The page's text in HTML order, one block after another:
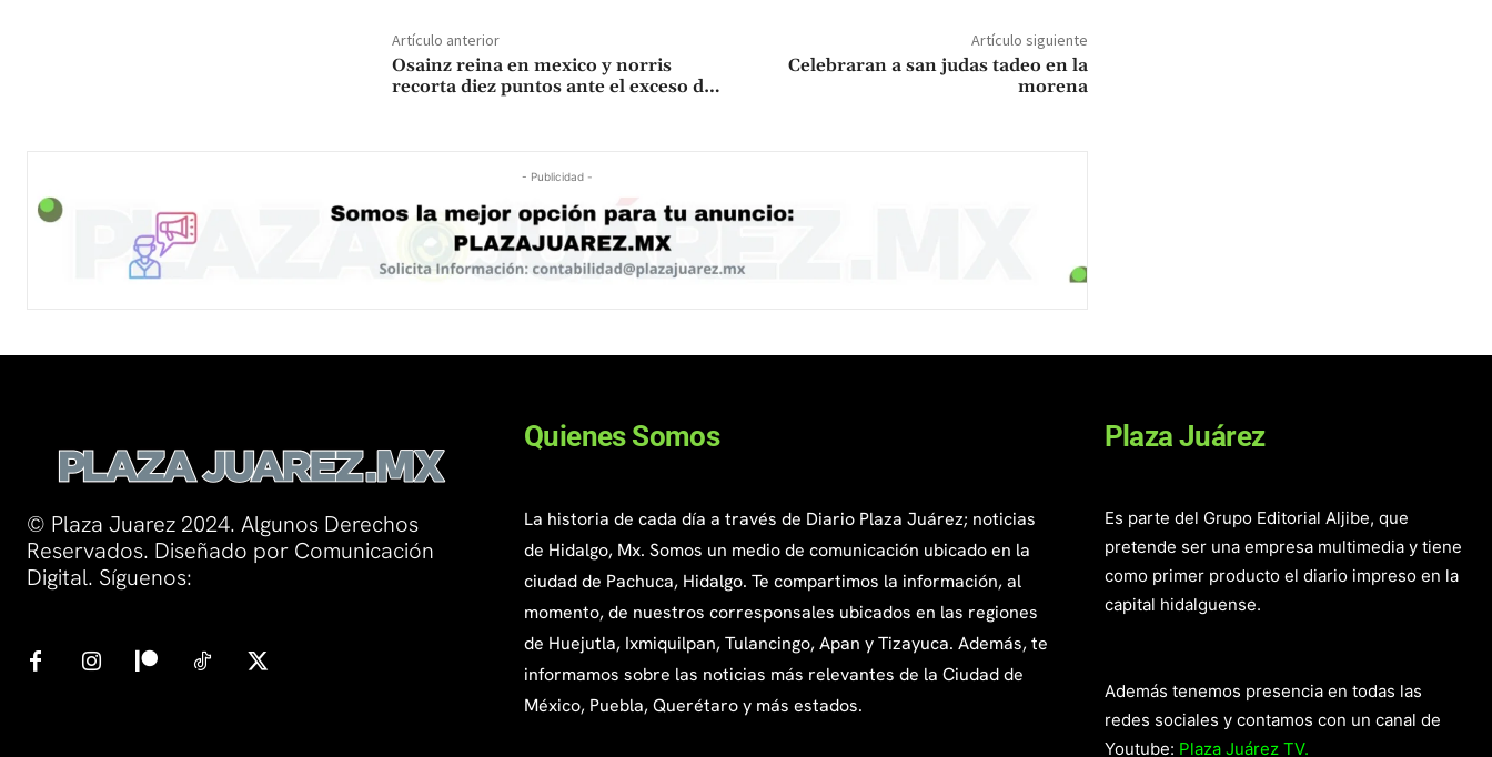
Artículo anterior
Osainz reina en mexico y norris
recorta diez puntos ante el exceso d…
Artículo siguiente
Celebraran a san judas tadeo en la
morena
- Publicidad -
© Plaza Juarez 2024. Algunos Derechos
Reservados. Diseñado por Comunicación
Digital. Síguenos:
Quienes Somos
La historia de cada día a través de Diario Plaza Juárez; noticias
de Hidalgo, Mx. Somos un medio de comunicación ubicado en la
ciudad de Pachuca, Hidalgo. Te compartimos la información, al
momento, de nuestros corresponsales ubicados en las regiones
de Huejutla, Ixmiquilpan, Tulancingo, Apan y Tizayuca. Además, te
informamos sobre las noticias más relevantes de la Ciudad de
México, Puebla, Querétaro y más estados.
Plaza Juárez
Es parte del Grupo Editorial Aljibe, que
pretende ser una empresa multimedia y tiene
como primer producto el diario impreso en la
capital hidalguense.
Además tenemos presencia en todas las
redes sociales y contamos con un canal de
Youtube: Plaza Juárez TV.